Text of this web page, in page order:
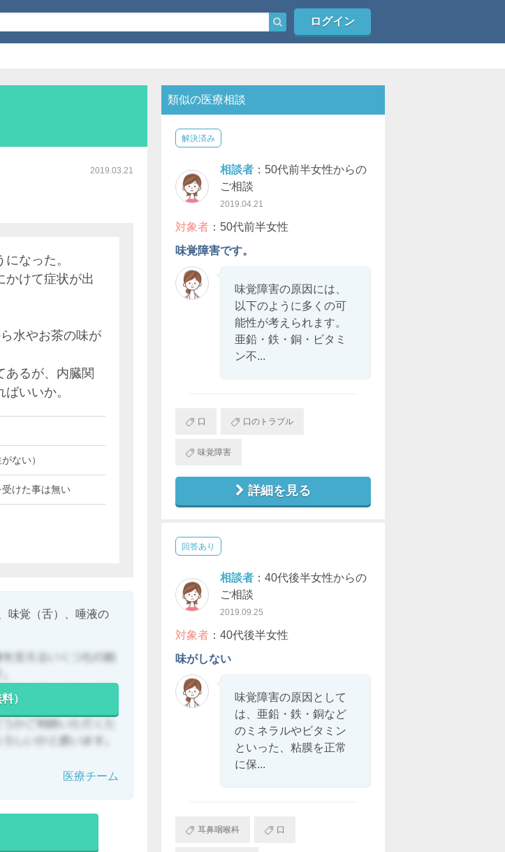
ログイン
2019.03.21
なった。
かけて症状が出
水やお茶の味が
あるが、内臓関
いいか。
ない）
けた事は無い
味覚（舌）、唾液の
）
医療チーム
類似の医療相談
解決済み
相談者：50代前半女性からの
ご相談
2019.04.21
対象者：50代前半女性
味覚障害です。
味覚障害の原因には、
以下のように多くの可
能性が考えられます。
亜鉛・鉄・銅・ビタミ
ン不...
口 口のトラブル
味覚障害
詳細を見る
回答あり
相談者：40代後半女性からの
ご相談
2019.09.25
対象者：40代後半女性
味がしない
味覚障害の原因として
は、亜鉛・鉄・銅など
のミネラルやビタミン
といった、粘膜を正常
に保...
耳鼻咽喉科 口